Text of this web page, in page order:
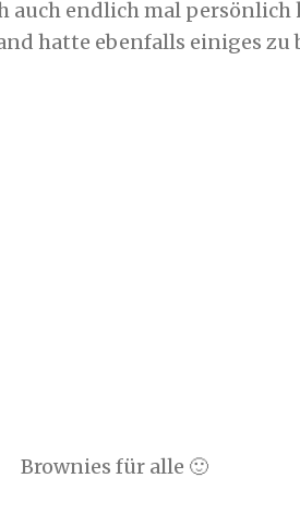
auch endlich mal persönlich
hatte ebenfalls einiges zu
Brownies für alle 🙂